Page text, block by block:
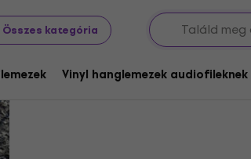
Összes kategória
Vinyl hanglemezek audiofileknek
Eve Owen